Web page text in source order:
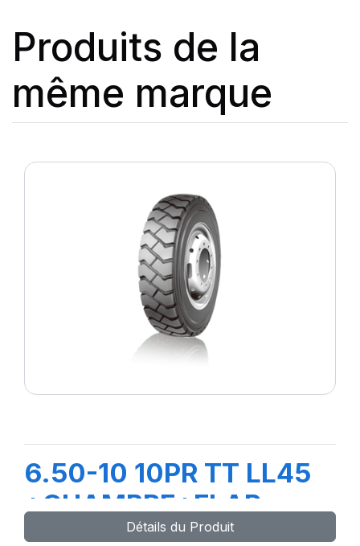
Produits de la
même marque
6.50-10 10PR TT LL45
+CHAMBRE+FLAP
Détails du Produit